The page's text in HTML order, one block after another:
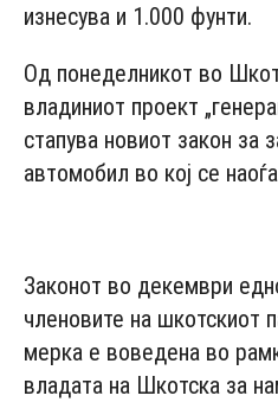
изнесува и 1.000 фунти.
Од понеделникот во
владиниот проект
стапува новиот закон за
автомобил во кој се
Законот во декември
членовите на шкотскиот
мерка е воведена во
владата на Шкотска за